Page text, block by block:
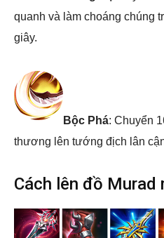
quanh và làm choáng chúng
giây.
Bộc Phá: Chuyển
thương lên tướng địch lân
Cách lên đồ Murad